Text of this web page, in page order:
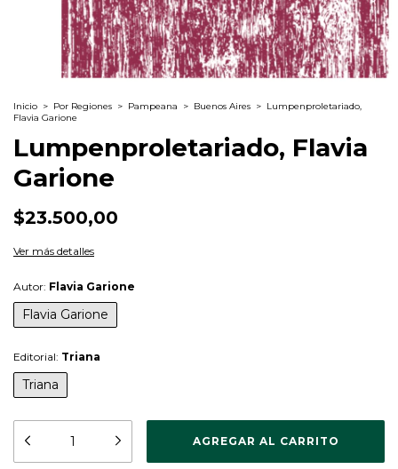
Inicio > Por Regiones > Pampeana > Buenos Aires > Lumpenproletariado,
Flavia Garione
Lumpenproletariado, Flavia
Garione
$23.500,00
Ver más detalles
Autor: Flavia Garione
Flavia Garione
Editorial: Triana
Triana